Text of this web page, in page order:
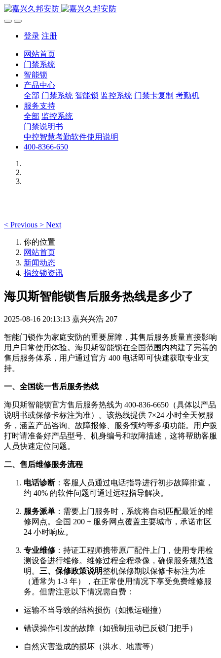
登录 注册
网站首页
门禁系统
智能锁
产品中心
全部 门禁系统 智能锁 监控系统 门禁卡复制 考勤机
服务支持
全部 监控系统
门禁说明书
中控智慧考勤软件使用说明
400-8366-650
< Previous > Next
你的位置
网站首页
新闻动态
指纹锁资讯
海贝斯智能锁售后服务热线是多少了
2025-08-16 20:13:13 嘉兴兴浩 207
智能门锁作为家庭安防的重要屏障，其售后服务质量直接影响
用户日常使用体验。海贝斯智能锁在全国范围内构建了完善的
售后服务体系，用户通过官方 400 电话即可快速获取专业支
持。
一、全国统一售后服务热线
海贝斯智能锁官方售后服务热线为 400-836-6650（具体以产品
说明书或保修卡标注为准）。该热线提供 7×24 小时全天候服
务，涵盖产品咨询、故障报修、服务预约等多项功能。用户拨
打时请准备好产品型号、机身编号和故障描述，这将帮助客服
人员快速定位问题。
二、售后维修服务流程
电话诊断：客服人员通过电话指导进行初步故障排查，
约 40% 的软件问题可通过远程指导解决。
服务派单 ：需要上门服务时，系统将自动匹配最近的维
修网点。全国 200 + 服务网点覆盖主要城市，承诺市区
24 小时响应。
专业维修 ：持证工程师携带原厂配件上门，使用专用检
测设备进行维修。维修过程全程录像，确保服务规范透
明。 三、保修政策说明整机保修期以保修卡标注为准
（通常为 1-3 年），在正常使用情况下享受免费维修服
务。但需注意以下情况需自费：
运输不当导致的结构损伤（如搬运碰撞）
错误操作引发的故障（如强制扭动已反锁门把手）
自然灾害造成的损坏（洪水、地震等）